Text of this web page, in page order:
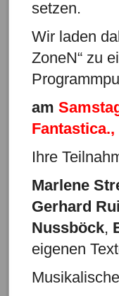
setzen.
Wir laden
ZoneN“ zu
am
Ihre
Marlene
Gerhard
Nussböck,
eigenen